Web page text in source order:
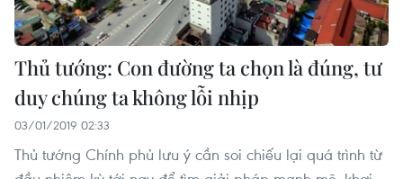
Thủ tướng: Con đường ta chọn là đúng, tư
duy chúng ta không lỗi nhịp
03/01/2019 02:33
Thủ tướng Chính phủ lưu ý cần soi chiếu lại quá trình từ